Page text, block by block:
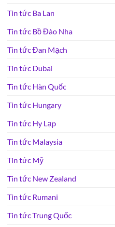
Tin tức Ba Lan
Tin tức Bồ Đào Nha
Tin tức Đan Mạch
Tin tức Dubai
Tin tức Hàn Quốc
Tin tức Hungary
Tin tức Hy Lạp
Tin tức Malaysia
Tin tức Mỹ
Tin tức New Zealand
Tin tức Rumani
Tin tức Trung Quốc